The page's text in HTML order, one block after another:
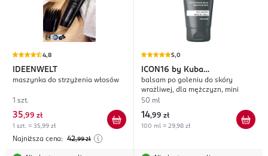
4,8
IDEENWELT
maszynka do strzyżenia włosów
1 szt.
35,99 zł
1 szt. = 35,99 zł
Najniższa cena: 42,99 zł
5,0
ICON16 by Kuba
Błaszczykowski
balsam po goleniu do skóry
wrażliwej, dla mężczyzn, mini
50 ml
14,99 zł
100 ml = 29,98 zł